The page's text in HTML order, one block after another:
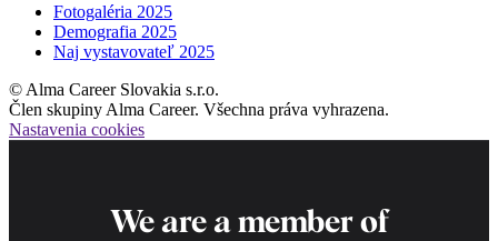
Fotogaléria 2025
Demografia 2025
Naj vystavovateľ 2025
© Alma Career Slovakia s.r.o.
Člen skupiny Alma Career. Všechna práva vyhrazena.
Nastavenia cookies
We are a member of